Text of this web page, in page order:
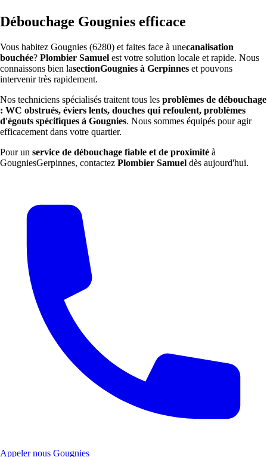
Débouchage Gougnies efficace
Vous habitez Gougnies (6280) et faites face à unecanalisation
bouchée? Plombier Samuel est votre solution locale et rapide. Nous
connaissons bien lasectionGougnies à Gerpinnes et pouvons
intervenir très rapidement.
Nos techniciens spécialisés traitent tous les problèmes de débouchage
: WC obstrués, éviers lents, douches qui refoulent, problèmes
d'égouts spécifiques à Gougnies. Nous sommes équipés pour agir
efficacement dans votre quartier.
Pour un service de débouchage fiable et de proximité à
GougniesGerpinnes, contactez Plombier Samuel dès aujourd'hui.
Appeler nous Gougnies